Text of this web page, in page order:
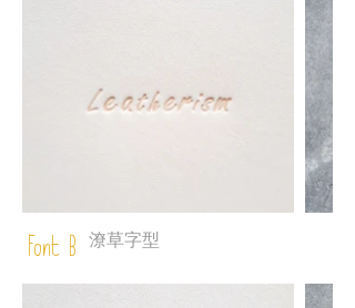
Font B 潦草字型